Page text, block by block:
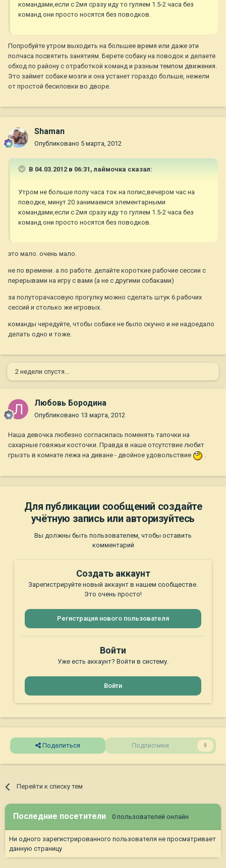
командами,если с 2мя сразу иду то гуляем 1.5-2 часа без
команд они просто носятся без поводков.
Попробуйте утром выходить на большее время или даже эти
полчаса посвятить занятиям. Берете собаку на поводок и делаете
обход по району с отработкой команд и разным темпом движения.
Это займет собаке мозги и она устанет гораздо больше, нежели
от простой бесиловки во дворе.
Shaman
Опубликовано 5 марта, 2012
В 04.03.2012 в 06:31, лаймочка сказал:
Утром не больше полу часа ток на попис,вечером час на
поводке, минут 20 занимаемся элементарными
командами,если с 2мя сразу иду то гуляем 1.5-2 часа без
команд они просто носятся без поводков.
это мало. очень мало.
не по времени. а по работе. делайте короткие рабочие сессии с
перерывами на игру с вами (а не с другими собаками)
за полуторачасовую прогулку можно сделать штук 6 рабочих
сессий и столько же игровых.
команды чередуйте, чтобы собаке не было скучно и не надоедало
делать одно и тоже.
2 недели спустя...
Любовь Бородина
Опубликовано 13 марта, 2012
Наша девочка любезно согласилась поменять тапочки на
сахарные говяжьи косточки. Правда в наше отсутствие любит
грызть в комнате лежа на диване - двойное удовольствие
.
Для публикации сообщений создайте
учётную запись или авторизуйтесь
Вы должны быть пользователем, чтобы оставить
комментарий
Создать аккаунт
Зарегистрируйте новый аккаунт в нашем сообществе.
Это очень просто!
Регистрация нового пользователя
Войти
Уже есть аккаунт? Войти в систему.
Войти
Поделиться Подписчики 0
Перейти к списку тем
Последние посетители 0 пользователей онлайн
Ни одного зарегистрированного пользователя не просматривает
данную страницу